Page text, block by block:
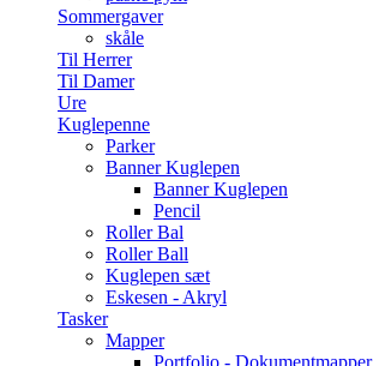
Sommergaver
skåle
Til Herrer
Til Damer
Ure
Kuglepenne
Parker
Banner Kuglepen
Banner Kuglepen
Pencil
Roller Bal
Roller Ball
Kuglepen sæt
Eskesen - Akryl
Tasker
Mapper
Portfolio - Dokumentmapper